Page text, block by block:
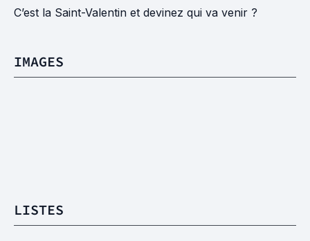
C’est la Saint-Valentin et devinez qui va venir ?
IMAGES
LISTES